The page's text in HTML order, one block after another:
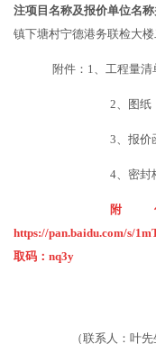
注项目名称及报价单位名
镇下塘村宁德港务联检大
附件： 1、工程量清
2、图纸
3、报价
4、密封
附
https://pan.baidu.com/s/
取码：nq3y
（联系人：叶先